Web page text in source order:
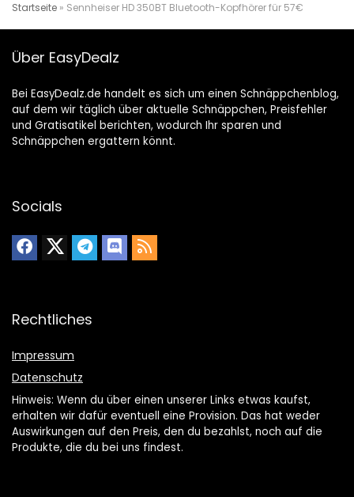
Startseite » Sennheiser HD 350BT Bluetooth-Kopfhörer für 57€
Über EasyDealz
Bei EasyDealz.de handelt es sich um einen Schnäppchenblog,
auf dem wir täglich über aktuelle Schnäppchen, Preisfehler
und Gratisatikel berichten, wodurch Ihr sparen und
Schnäppchen ergattern könnt.
Socials
Rechtliches
Impressum
Datenschutz
Hinweis: Wenn du über einen unserer Links etwas kaufst,
erhalten wir dafür eventuell eine Provision. Das hat weder
Auswirkungen auf den Preis, den du bezahlst, noch auf die
Produkte, die du bei uns findest.